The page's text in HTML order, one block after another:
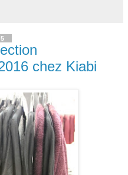
chez Kiabi